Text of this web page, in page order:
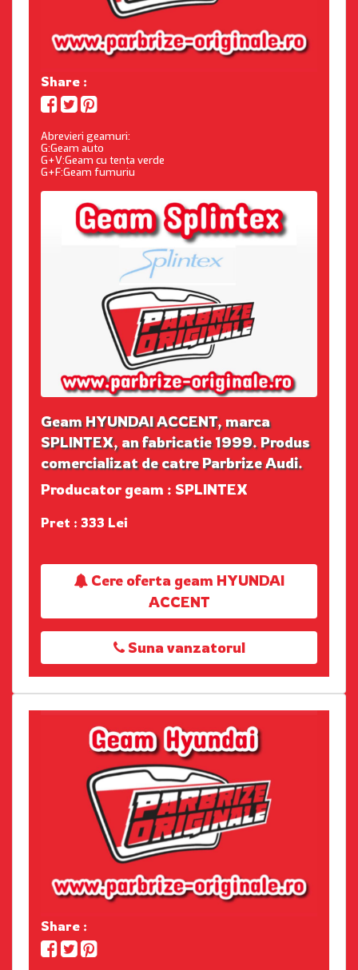
Share :
Abrevieri geamuri:
G:Geam auto
G+V:Geam cu tenta verde
G+F:Geam fumuriu
Geam HYUNDAI ACCENT, marca
SPLINTEX, an fabricatie 1999. Produs
comercializat de catre Parbrize Audi.
Producator geam : SPLINTEX
Pret : 333 Lei
Cere oferta geam HYUNDAI
ACCENT
Suna vanzatorul
Share :